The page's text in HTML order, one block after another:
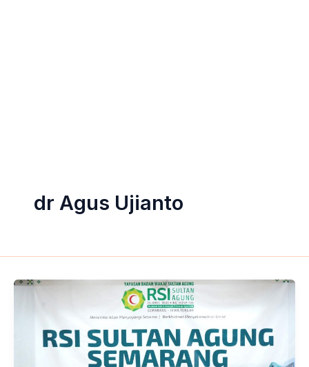
dr Agus Ujianto